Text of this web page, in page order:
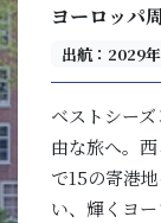
ヨーロッパ
出航：2029
ベストシー
由な旅へ。
で15の寄港
い、輝くヨ